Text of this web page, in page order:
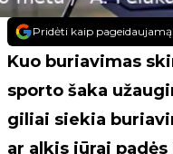
Pridėti kaip pageidaujamą
Kuo buriavimas
sporto šaka
giliai siekia
ar alkis jūrai